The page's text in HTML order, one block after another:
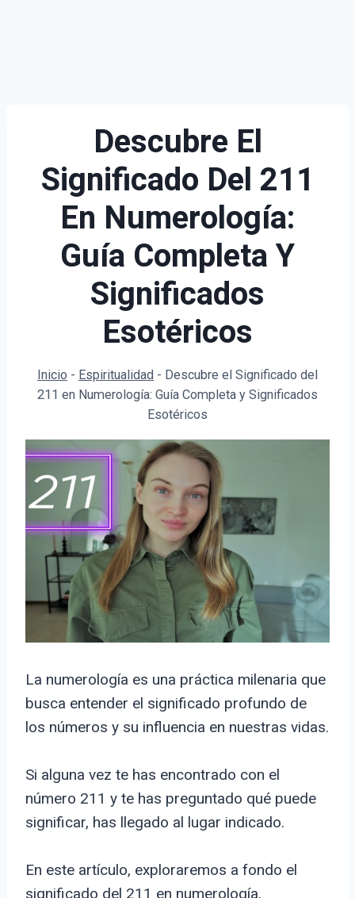
Descubre El
Significado Del 211
En Numerología:
Guía Completa Y
Significados
Esotéricos
Inicio - Espiritualidad - Descubre el Significado del
211 en Numerología: Guía Completa y Significados
Esotéricos
La numerología es una práctica milenaria que
busca entender el significado profundo de
los números y su influencia en nuestras vidas.
Si alguna vez te has encontrado con el
número 211 y te has preguntado qué puede
significar, has llegado al lugar indicado.
En este artículo, exploraremos a fondo el
significado del 211 en numerología,